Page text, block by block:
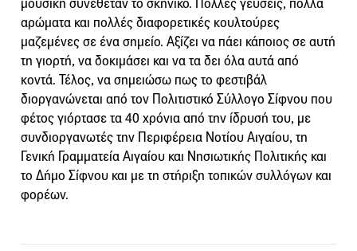
μουσική συνέθεταν το σκηνικό. Πολλές γεύσεις, πολλά
αρώματα και πολλές διαφορετικές κουλτούρες
μαζεμένες σε ένα σημείο. Αξίζει να πάει κάποιος σε αυτή
τη γιορτή, να δοκιμάσει και να τα δει όλα αυτά από
κοντά. Τέλος, να σημειώσω πως το φεστιβάλ
διοργανώνεται από τον Πολιτιστικό Σύλλογο Σίφνου που
φέτος γιόρτασε τα 40 χρόνια από την ίδρυσή του, με
συνδιοργανωτές την Περιφέρεια Νοτίου Αιγαίου, τη
Γενική Γραμματεία Αιγαίου και Νησιωτικής Πολιτικής και
το Δήμο Σίφνου και με τη στήριξη τοπικών συλλόγων και
φορέων.